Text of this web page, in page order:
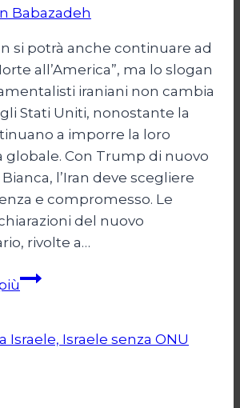
Babazadeh
si potrà anche continuare ad
all’America”, ma lo slogan
iraniani non cambia
gli Stati Uniti, nonostante la
a imporre la loro
globale. Con Trump di nuovo
Bianca, l’Iran deve scegliere
e compromesso. Le
del nuovo
rivolte a…
Trump
bivio